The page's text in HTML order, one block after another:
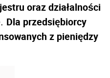
oraz działalności
. Dla przedsiębiorcy
z pieniędzy